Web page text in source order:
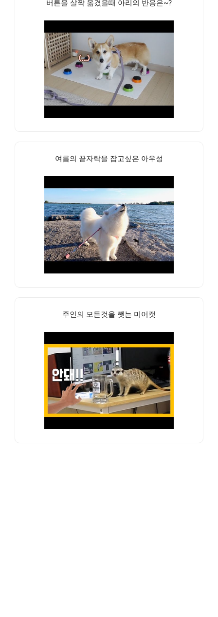
버튼을 살짝 옮겼을때 아리의 반응은~?
여름의 끝자락을 잡고싶은 아우성
주인의 모든것을 뺏는 미어캣